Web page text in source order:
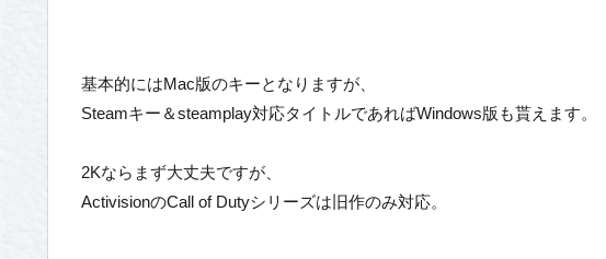
基本的にはMac版のキーとなりますが、
Steamキー＆steamplay対応タイトルであればWindows版も貰えます。
2Kならまず大丈夫ですが、
ActivisionのCall of Dutyシリーズは旧作のみ対応。